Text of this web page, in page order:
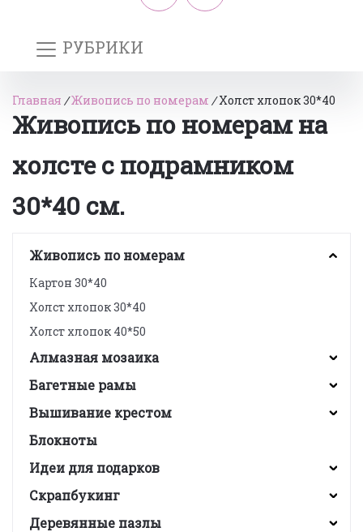
РУБРИКИ
Главная /Живопись по номерам /Холст хлопок 30*40
Живопись по номерам на
холсте с подрамником
30*40 см.
Живопись по номерам
Картон 30*40
Холст хлопок 30*40
Холст хлопок 40*50
Алмазная мозаика
Багетные рамы
Вышивание крестом
Блокноты
Идеи для подарков
Скрапбукинг
Деревянные пазлы